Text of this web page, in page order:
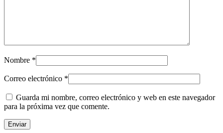
Nombre *
Correo electrónico *
Guarda mi nombre, correo electrónico y web en este navegador
para la próxima vez que comente.